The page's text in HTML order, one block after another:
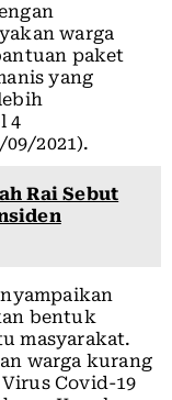
warga
paket
yang
4
2021).
Rai Sebut
bentuk
masyarakat.
warga kurang
Covid-19